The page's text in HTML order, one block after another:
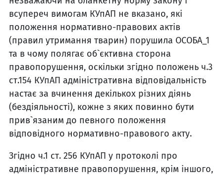
всупереч вимогам КУпАП не вказано, які
положення нормативно-правових актів
(правил утримання тварин) порушила ОСОБА_1
та в чому полягає об`єктивна сторона
правопорушення, оскільки згідно положень ч.3
ст.154 КУпАП адміністративна відповідальність
настає за вчинення декількох різних діянь
(бездіяльності), кожне з яких повинно бути
прив`язаним до певного положення
відповідного нормативно-правового акту.
Згідно ч.1 ст. 256 КУпАП у протоколі про
адміністративне правопорушення, крім іншого,